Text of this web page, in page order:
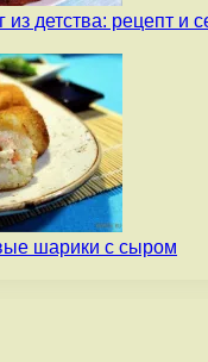
детства: рецепт и
шарики с сыром